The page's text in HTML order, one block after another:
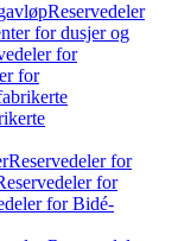
Reservedeler
for dusjer og
for
for
Reservedeler for
for
for Bidé-